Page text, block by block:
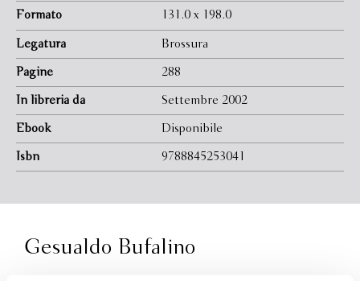
Formato 131.0 x 198.0
Legatura Brossura
Pagine 288
In libreria da Settembre 2002
Ebook Disponibile
Isbn 9788845253041
Gesualdo Bufalino